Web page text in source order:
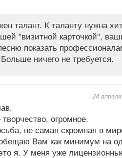
талант. К таланту нужна
"визитной карточкой",
показать
ничего не требуется.
24
огромное.
не самая скромная в
Вам как минимум на
я. У меня уже